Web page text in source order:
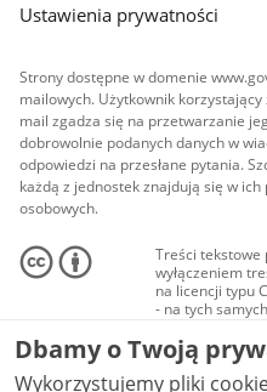
Ustawienia prywatności
Strony dostępne w domenie
mailowych. Użytkownik
mail zgadza się na przetwarzanie
dobrowolnie podanych danych w
odpowiedzi na przesłane pytania.
każdą z jednostek znajdują się w
osobowych.
Treści tekstowe
wyłączeniem
na licencji typu
- na tych
Materiały
audio i wideo,
Creative
niekomercyjne -
Dbamy o Twoją
Wykorzystujemy pliki